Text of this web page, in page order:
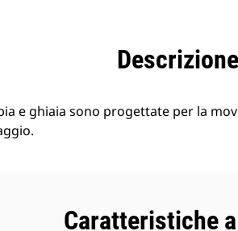
e ghiaia sono progettate per la
Caratteristiche